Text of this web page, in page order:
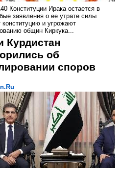
Конституции Ирака остается в
заявления о ее утрате силы
и угрожают
общин Киркука...
Курдистан
об
споров